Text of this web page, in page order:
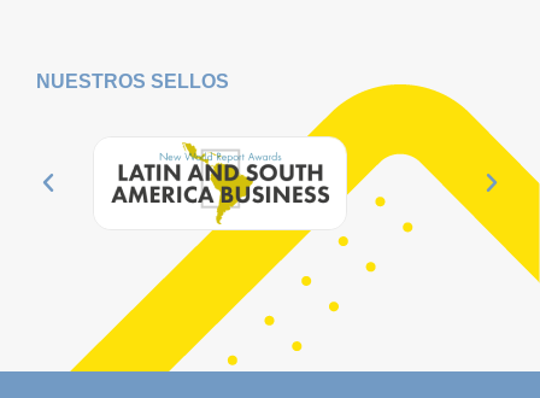
NUESTROS SELLOS